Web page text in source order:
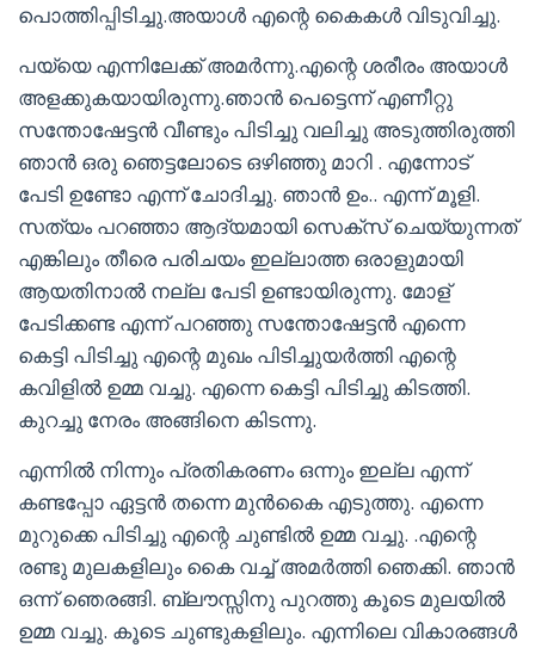
പൊത്തിപ്പിടിച്ചു.അയാൾ എന്റെ കൈകൾ വിടുവിച്ചു.
പയ്യെ എന്നിലേക്ക് അമർന്നു.എന്റെ ശരീരം അയാൾ
അളക്കുകയായിരുന്നു.ഞാൻ പെട്ടെന്ന് എണീറ്റു
സന്തോഷേട്ടൻ വീണ്ടും പിടിച്ചു വലിച്ചു അടുത്തിരുത്തി
ഞാൻ ഒരു ഞെട്ടലോടെ ഒഴിഞ്ഞു മാറി . എന്നോട്
പേടി ഉണ്ടോ എന്ന് ചോദിച്ചു. ഞാൻ ഉം.. എന്ന് മൂളി.
സത്യം പറഞ്ഞാ ആദ്യമായി സെക്സ് ചെയ്യുന്നത്
എങ്കിലും തീരെ പരിചയം ഇല്ലാത്ത ഒരാളുമായി
ആയതിനാൽ നല്ല പേടി ഉണ്ടായിരുന്നു. മോള്
പേടിക്കണ്ട എന്ന് പറഞ്ഞു സന്തോഷേട്ടൻ എന്നെ
കെട്ടി പിടിച്ചു എന്റെ മുഖം പിടിച്ചുയർത്തി എന്റെ
കവിളിൽ ഉമ്മ വച്ചു. എന്നെ കെട്ടി പിടിച്ചു കിടത്തി.
കുറച്ചു നേരം അങ്ങിനെ കിടന്നു.
എന്നിൽ നിന്നും പ്രതികരണം ഒന്നും ഇല്ല എന്ന്
കണ്ടപ്പോ ഏട്ടൻ തന്നെ മുൻകൈ എടുത്തു. എന്നെ
മുറുക്കെ പിടിച്ചു എന്റെ ചുണ്ടിൽ ഉമ്മ വച്ചു. .എന്റെ
രണ്ടു മുലകളിലും കൈ വച്ച് അമർത്തി ഞെക്കി. ഞാൻ
ഒന്ന് ഞെരങ്ങി. ബ്ലൗസ്സിനു പുറത്തു കൂടെ മുലയിൽ
ഉമ്മ വച്ചു. കൂടെ ചുണ്ടുകളിലും. എന്നിലെ വികാരങ്ങൾ